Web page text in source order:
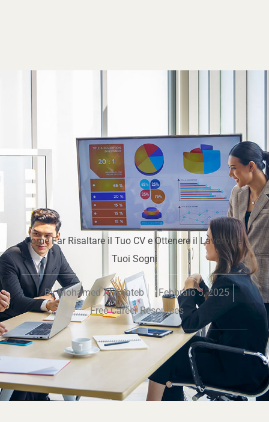
Come Far Risaltare il Tuo CV e Ottenere il Lavoro dei
Tuoi Sogni
ByMohamed Al Khateb
Febbraio 5, 2025
Free Career Resources